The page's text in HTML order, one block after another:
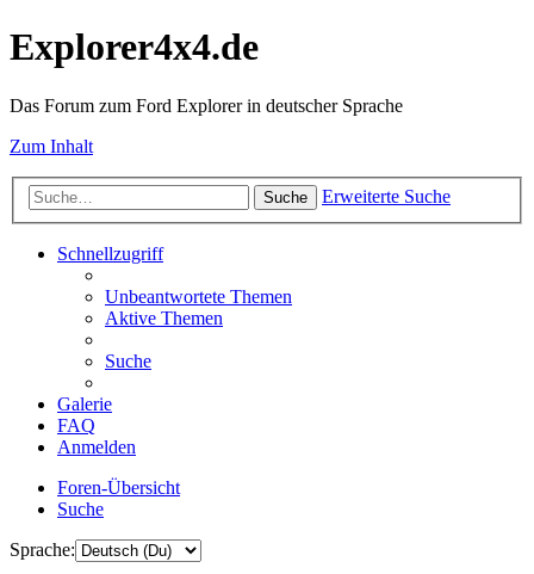
Explorer4x4.de
Das Forum zum Ford Explorer in deutscher Sprache
Zum Inhalt
Suche Erweiterte Suche
Schnellzugriff
Unbeantwortete Themen
Aktive Themen
Suche
Galerie
FAQ
Anmelden
Foren-Übersicht
Suche
Sprache: